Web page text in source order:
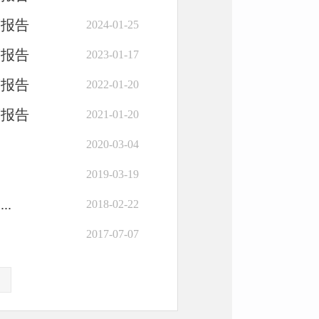
告 2024-01-25
告 2023-01-17
告 2022-01-20
告 2021-01-20
2020-03-04
2019-03-19
2018-02-22
2017-07-07